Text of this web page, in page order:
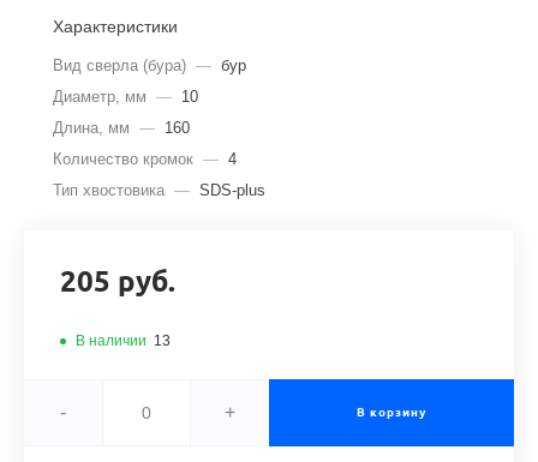
Характеристики
Вид сверла (бура) — бур
Диаметр, мм — 10
Длина, мм — 160
Количество кромок — 4
Тип хвостовика — SDS-plus
205 руб.
В наличии 13
- + В корзину